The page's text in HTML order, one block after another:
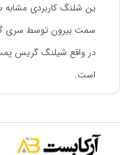
ین شلنگ کاربردی
سمت بیرون توسط سری
در واقع شیلنگ گریس
است.